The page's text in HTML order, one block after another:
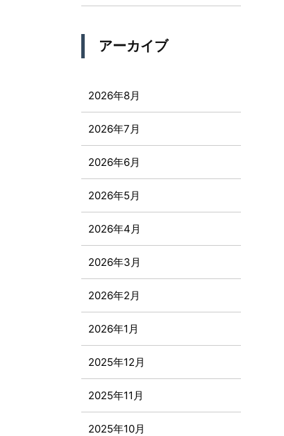
アーカイブ
2026年8月
2026年7月
2026年6月
2026年5月
2026年4月
2026年3月
2026年2月
2026年1月
2025年12月
2025年11月
2025年10月